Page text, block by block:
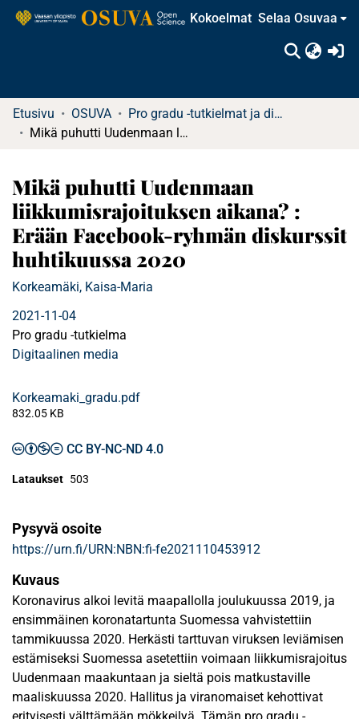
Kokoelmat Selaa Osuvaa
Etusivu OSUVA
Pro gradu -tutkielmat ja diplomityöt
Mikä puhutti Uudenmaan liikkumisrajoituksen aikana? : Erään Facebook-ryhmän diskurssit huhtikuussa 2020
Mikä puhutti Uudenmaan
liikkumisrajoituksen aikana? :
Erään Facebook-ryhmän diskurssit
huhtikuussa 2020
Korkeamäki, Kaisa-Maria
2021-11-04
Pro gradu -tutkielma
Digitaalinen media
Korkeamaki_gradu.pdf
832.05 KB
CC BY-NC-ND 4.0
Lataukset 503
Pysyvä osoite
https://urn.fi/URN:NBN:fi-fe2021110453912
Kuvaus
Koronavirus alkoi levitä maapallolla joulukuussa 2019, ja
ensimmäinen koronatartunta Suomessa vahvistettiin
tammikuussa 2020. Herkästi tarttuvan viruksen leviämisen
estämiseksi Suomessa asetettiin voimaan liikkumisrajoitus
Uudenmaan maakuntaan ja sieltä pois matkustaville
maaliskuussa 2020. Hallitus ja viranomaiset kehottivat